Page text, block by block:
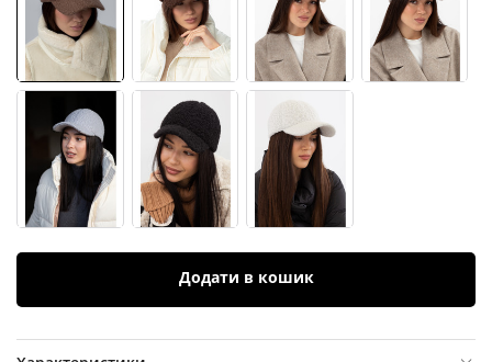
Додати в кошик